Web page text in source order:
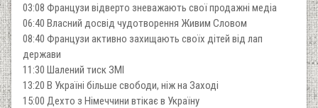
03:08 Французи відверто зневажають свої продажні медіа
06:40 Власний досвід чудотворення Живим Словом
08:40 Французи активно захищають своїх дітей від лап
держави
11:30 Шалений тиск ЗМІ
13:20 В Україні більше свободи, ніж на Заході
15:00 Дехто з Німеччини втікає в Україну